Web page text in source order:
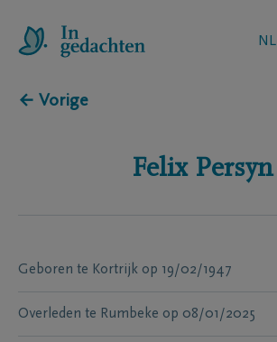
NL
← Vorige
Felix Persyn
Geboren te Kortrijk op 19/02/1947
Overleden te Rumbeke op 08/01/2025